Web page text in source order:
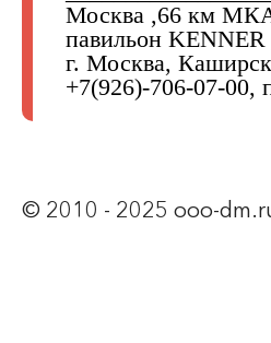
Москва ,66 км
павильон
г. Москва,
+7(926)-706-07-00,
© 2010 - 2025 ooo-